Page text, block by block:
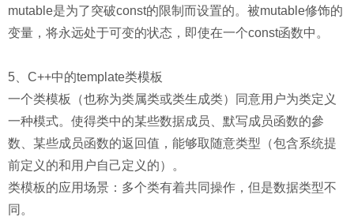
mutable是为了突破const的限制而设置的。被mutable修饰的
变量，将永远处于可变的状态，即使在一个const函数中。
5、C++中的template类模板
一个类模板（也称为类属类或类生成类）同意用户为类定义
一种模式。使得类中的某些数据成员、默写成员函数的參
数、某些成员函数的返回值，能够取随意类型（包含系统提
前定义的和用户自己定义的）。
类模板的应用场景：多个类有着共同操作，但是数据类型不
同。